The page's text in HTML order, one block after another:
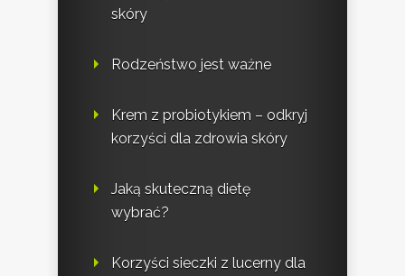
skóry
Rodzeństwo jest ważne
Krem z probiotykiem – odkryj
korzyści dla zdrowia skóry
Jaką skuteczną dietę
wybrać?
Korzyści sieczki z lucerny dla